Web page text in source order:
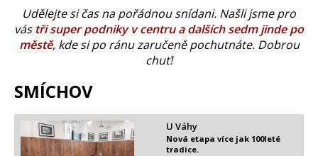
Udělejte si čas na pořádnou snídani. Našli jsme pro
vás tři super podniky v centru a dalších sedm jinde po
městě, kde si po ránu zaručeně pochutnáte. Dobrou
chuť!
SMÍCHOV
U Váhy
Nová etapa více jak 100leté
tradice.